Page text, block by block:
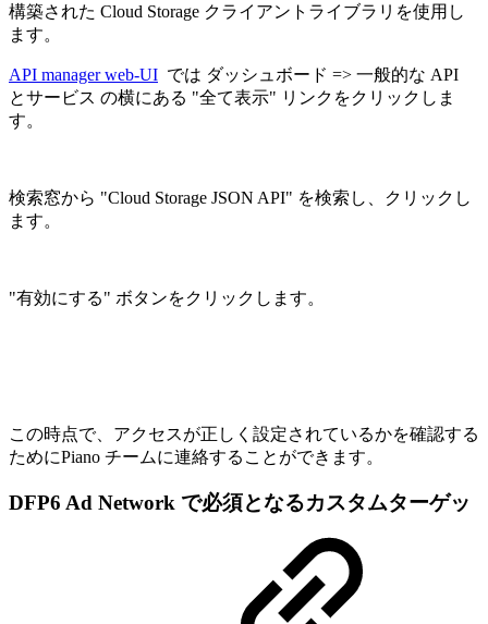
構築された Cloud Storage クライアントライブラリを使用し
ます。
API manager web-UI では ダッシュボード => 一般的な API
とサービス の横にある "全て表示" リンクをクリックしま
す。
検索窓から "Cloud Storage JSON API" を検索し、クリックし
ます。
"有効にする" ボタンをクリックします。
この時点で、アクセスが正しく設定されているかを確認する
ためにPiano チームに連絡することができます。
DFP6 Ad Network で必須となるカスタムターゲッ